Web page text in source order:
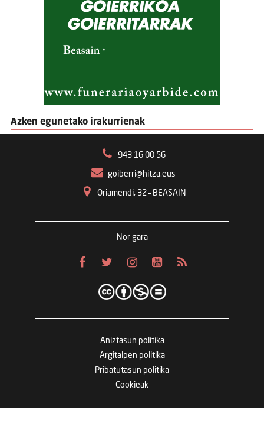
Azken egunetako irakurrienak
943 16 00 56
goiberri@hitza.eus
Oriamendi, 32 – BEASAIN
Nor gara
Aniztasun politika
Argitalpen politika
Pribatutasun politika
Cookieak